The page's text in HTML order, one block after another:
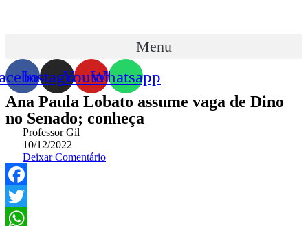
Menu
InstagramYoutubeWhatsapp
Ana Paula Lobato assume vaga de Dino
no Senado; conheça
Professor Gil
10/12/2022
Deixar Comentário
Facebook
Twitter